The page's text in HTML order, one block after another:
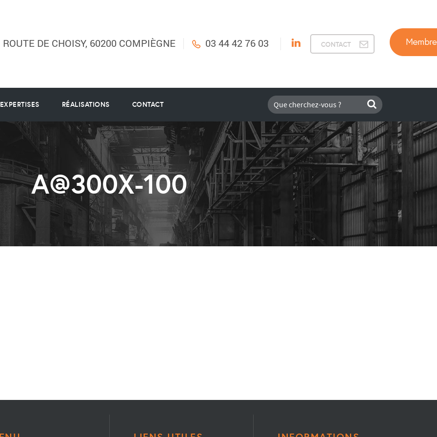
DE CHOISY, 60200 COMPIÈGNE 03 44 42 76 03 CONTACT
RÉALISATIONS CONTACT
A@300X-100